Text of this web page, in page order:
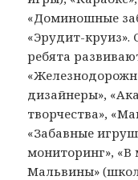
«Доминошные
«Эрудит-круиз».
ребята
дизайнеры»,
творчества»,
«Забавные
мониторинг», «В
Мальвины»